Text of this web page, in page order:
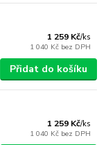
1 259 Kč/ks
1 040 Kč bez DPH
Přidat do košíku
1 259 Kč/ks
1 040 Kč bez DPH